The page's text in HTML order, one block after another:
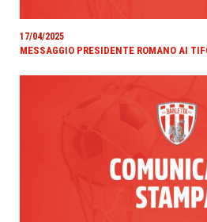
17/04/2025
MESSAGGIO PRESIDENTE ROMANO AI